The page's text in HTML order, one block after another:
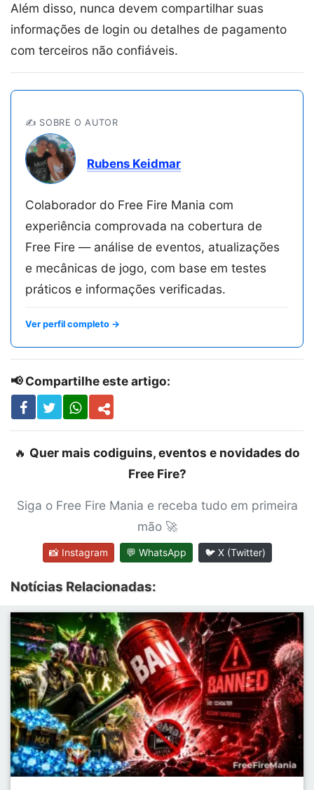
Além disso, nunca devem compartilhar suas
informações de login ou detalhes de pagamento
com terceiros não confiáveis.
✍️ SOBRE O AUTOR
Rubens Keidmar
Colaborador do Free Fire Mania com
experiência comprovada na cobertura de
Free Fire — análise de eventos, atualizações
e mecânicas de jogo, com base em testes
práticos e informações verificadas.
Ver perfil completo →
📢 Compartilhe este artigo:
🔥 Quer mais codiguins, eventos e novidades do
Free Fire?
Siga o Free Fire Mania e receba tudo em primeira
mão 🚀
📸 Instagram 💬 WhatsApp 🐦 X (Twitter)
Notícias Relacionadas: